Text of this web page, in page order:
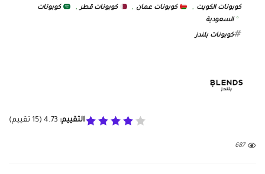
كوبونات الكويت , كوبونات عمان , كوبونات قطر ,
كوبونات
السعودية
كوبونات بلندز
التقييم: 4.73
(
15 تقييم)
687